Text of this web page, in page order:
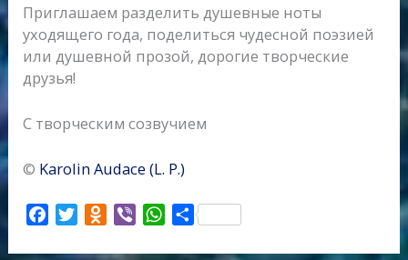
Приглашаем разделить душевные ноты
уходящего года, поделиться чудесной поэзией
или душевной прозой, дорогие творческие
друзья!
С творческим созвучием
© Karolin Audace (L. P.)
O
W
О